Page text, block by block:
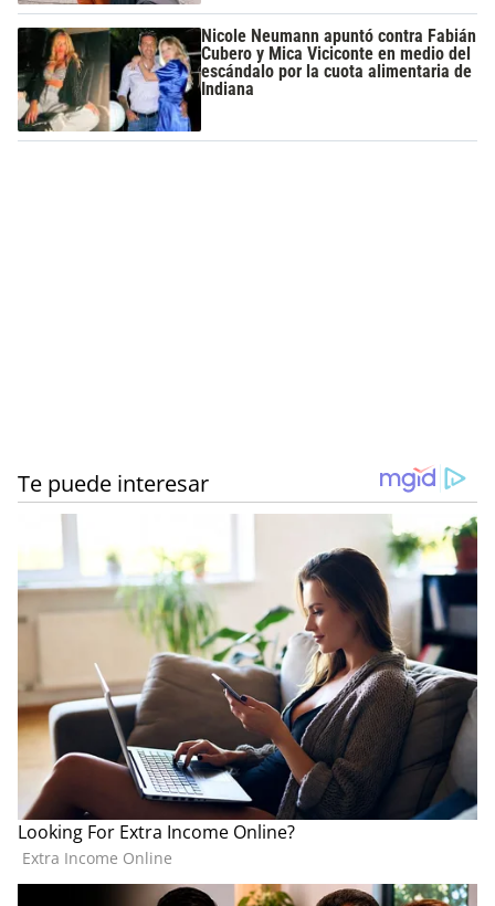
Nicole Neumann apuntó contra Fabián
Cubero y Mica Viciconte en medio del
escándalo por la cuota alimentaria de
Indiana